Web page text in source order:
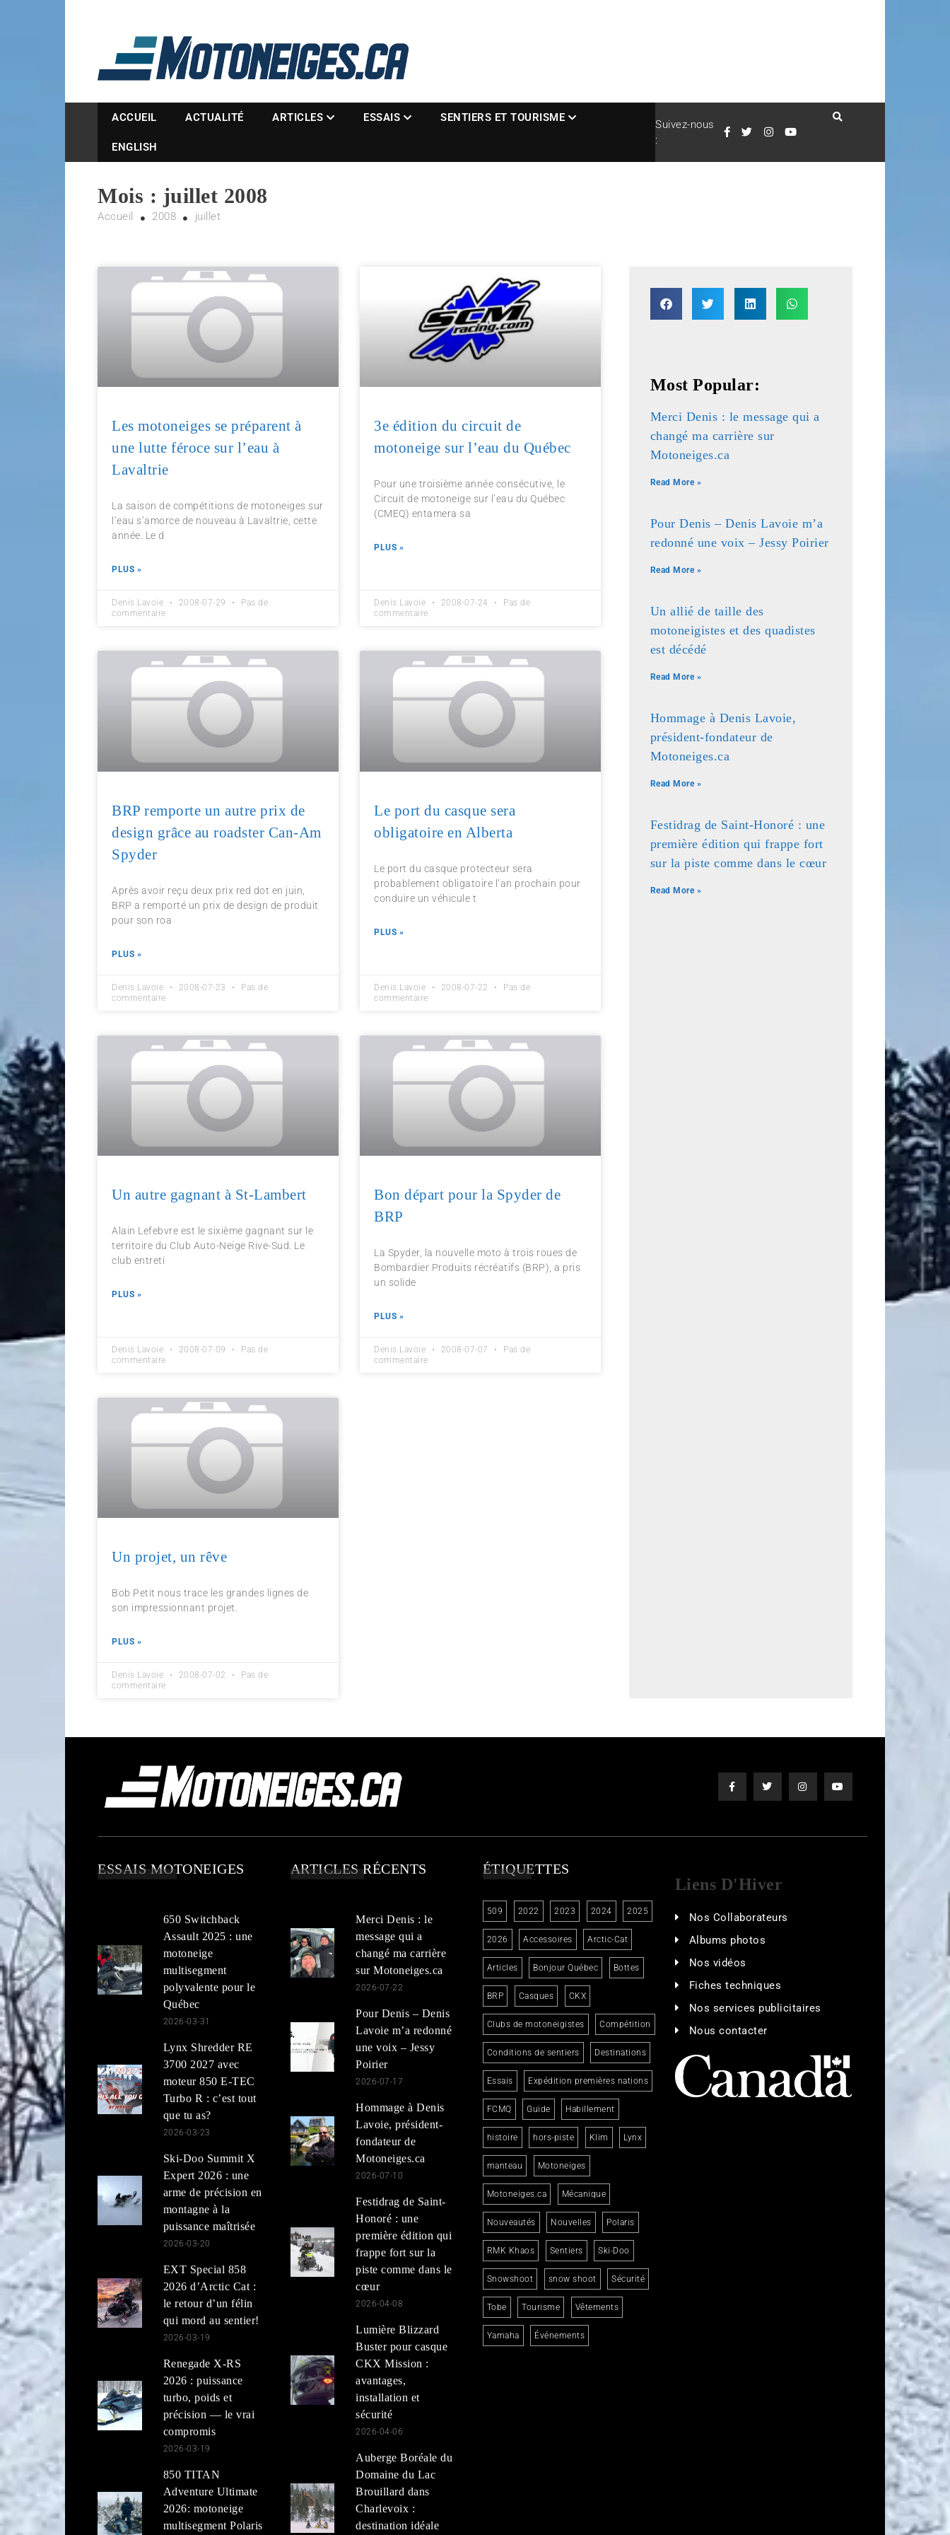
Magazine Motoneiges.ca
ACCUEIL ACTUALITÉ ARTICLES ESSAIS SENTIERS ET TOURISME
ENGLISH
Suivez-nous
:
Mois : juillet 2008
Accueil 2008 juillet
Les motoneiges se préparent à
une lutte féroce sur l’eau à
Lavaltrie
La saison de compétitions de motoneiges sur
l’eau s’amorce de nouveau à Lavaltrie, cette
année. Le d
PLUS »
Denis Lavoie 2008-07-29
Pas de
commentaire
3e édition du circuit de
motoneige sur l’eau du Québec
Pour une troisième année consécutive, le
Circuit de motoneige sur l’eau du Québec
(CMEQ) entamera sa
PLUS »
Denis Lavoie 2008-07-24
Pas de
commentaire
BRP remporte un autre prix de
design grâce au roadster Can-Am
Spyder
Après avoir reçu deux prix red dot en juin,
BRP a remporté un prix de design de produit
pour son roa
PLUS »
Denis Lavoie 2008-07-23
Pas de
commentaire
Le port du casque sera
obligatoire en Alberta
Le port du casque protecteur sera
probablement obligatoire l’an prochain pour
conduire un véhicule t
PLUS »
Denis Lavoie 2008-07-22
Pas de
commentaire
Un autre gagnant à St-Lambert
Alain Lefebvre est le sixième gagnant sur le
territoire du Club Auto-Neige Rive-Sud. Le
club entreti
PLUS »
Denis Lavoie 2008-07-09
Pas de
commentaire
Bon départ pour la Spyder de
BRP
La Spyder, la nouvelle moto à trois roues de
Bombardier Produits récréatifs (BRP), a pris
un solide
PLUS »
Denis Lavoie 2008-07-07
Pas de
commentaire
Un projet, un rêve
Bob Petit nous trace les grandes lignes de
son impressionnant projet.
PLUS »
Denis Lavoie 2008-07-02
Pas de
commentaire
Most Popular:
Merci Denis : le message qui a
changé ma carrière sur
Motoneiges.ca
Read More »
Pour Denis – Denis Lavoie m’a
redonné une voix – Jessy Poirier
Read More »
Un allié de taille des
motoneigistes et des quadistes
est décédé
Read More »
Hommage à Denis Lavoie,
président-fondateur de
Motoneiges.ca
Read More »
Festidrag de Saint-Honoré : une
première édition qui frappe fort
sur la piste comme dans le cœur
Read More »
ESSAIS MOTONEIGES
650 Switchback
Assault 2025 : une
motoneige
multisegment
polyvalente pour le
Québec
2026-03-31
Lynx Shredder RE
3700 2027 avec
moteur 850 E-TEC
Turbo R : c’est tout
que tu as?
2026-03-23
Ski-Doo Summit X
Expert 2026 : une
arme de précision en
montagne à la
puissance maîtrisée
2026-03-20
EXT Special 858
2026 d’Arctic Cat :
le retour d’un félin
qui mord au sentier!
2026-03-19
Renegade X-RS
2026 : puissance
turbo, poids et
précision — le vrai
compromis
2026-03-19
850 TITAN
Adventure Ultimate
2026: motoneige
multisegment Polaris
ARTICLES RÉCENTS
Merci Denis : le
message qui a
changé ma carrière
sur Motoneiges.ca
2026-07-22
Pour Denis – Denis
Lavoie m’a redonné
une voix – Jessy
Poirier
2026-07-17
Hommage à Denis
Lavoie, président-
fondateur de
Motoneiges.ca
2026-07-10
Festidrag de Saint-
Honoré : une
première édition qui
frappe fort sur la
piste comme dans le
cœur
2026-04-08
Lumière Blizzard
Buster pour casque
CKX Mission :
avantages,
installation et
sécurité
2026-04-06
Auberge Boréale du
Domaine du Lac
Brouillard dans
Charlevoix :
destination idéale
ÉTIQUETTES
509 2022 2023 2024 2025
2026 Accessoires Arctic-Cat
Articles Bonjour Québec Bottes
BRP Casques CKX
Clubs de motoneigistes Compétition
Conditions de sentiers Destinations
Essais Expédition premières nations
FCMQ Guide Habillement
histoire hors-piste Klim Lynx
manteau Motoneiges
Motoneiges.ca Mécanique
Nouveautés Nouvelles Polaris
RMK Khaos Sentiers Ski-Doo
Snowshoot snow shoot Sécurité
Tobe Tourisme Vêtements
Yamaha Événements
Liens D'Hiver
Nos Collaborateurs
Albums photos
Nos vidéos
Fiches techniques
Nos services publicitaires
Nous contacter